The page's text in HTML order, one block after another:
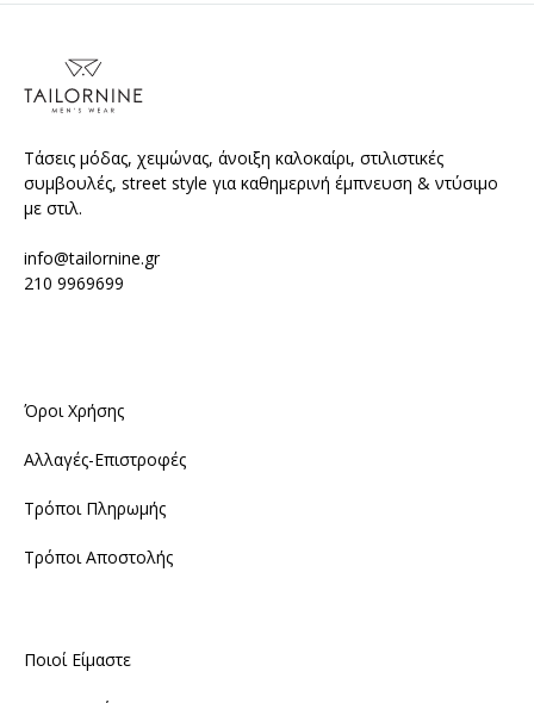
WISHLIST
Τάσεις μόδας, χειμώνας, άνοιξη καλοκαίρι, στιλιστικές
συμβουλές, street style για καθημερινή έμπνευση & ντύσιμο
με στιλ.
info@tailornine.gr
210 9969699
Όροι Χρήσης
Αλλαγές-Επιστροφές
Τρόποι Πληρωμής
Τρόποι Αποστολής
Ποιοί Είμαστε